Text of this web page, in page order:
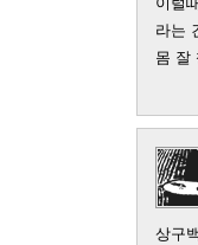
라는
몸 잘
상구